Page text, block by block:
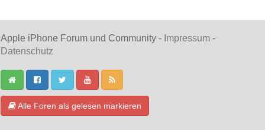
Apple iPhone Forum und Community - Impressum -
Datenschutz
Alle Foren als gelesen markieren